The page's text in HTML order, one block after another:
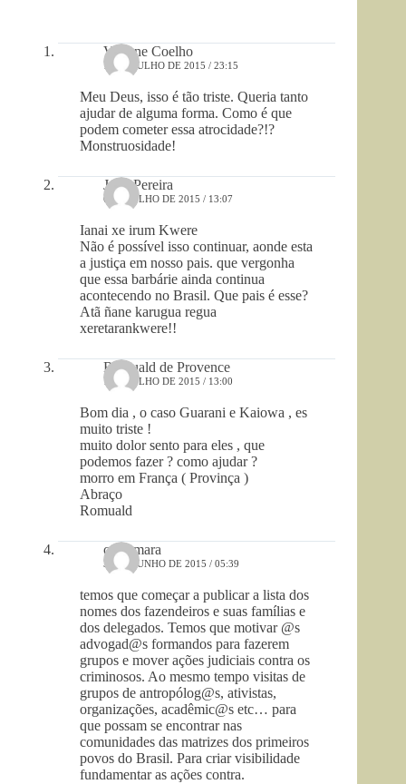
Viviane Coelho
19 DE JULHO DE 2015 / 23:15
Meu Deus, isso é tão triste. Queria tanto
ajudar de alguma forma. Como é que
podem cometer essa atrocidade?!?
Monstruosidade!
João Pereira
6 DE JULHO DE 2015 / 13:07
Ianai xe irum Kwere
Não é possível isso continuar, aonde esta
a justiça em nosso pais. que vergonha
que essa barbárie ainda continua
acontecendo no Brasil. Que pais é esse?
Atã ñane karugua regua
xeretarankwere!!
Romuald de Provence
1 DE JULHO DE 2015 / 13:00
Bom dia , o caso Guarani e Kaiowa , es
muito triste !
muito dolor sento para eles , que
podemos fazer ? como ajudar ?
morro em França ( Provinça )
Abraço
Romuald
celia mara
30 DE JUNHO DE 2015 / 05:39
temos que começar a publicar a lista dos
nomes dos fazendeiros e suas famílias e
dos delegados. Temos que motivar @s
advogad@s formandos para fazerem
grupos e mover ações judiciais contra os
criminosos. Ao mesmo tempo visitas de
grupos de antropólog@s, ativistas,
organizações, acadêmic@s etc… para
que possam se encontrar nas
comunidades das matrizes dos primeiros
povos do Brasil. Para criar visibilidade
fundamentar as ações contra.